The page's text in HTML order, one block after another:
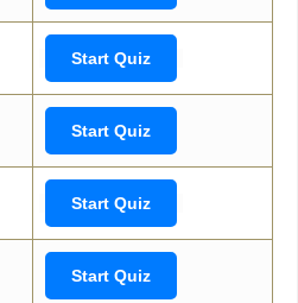
Start Quiz
Start Quiz
Start Quiz
Start Quiz